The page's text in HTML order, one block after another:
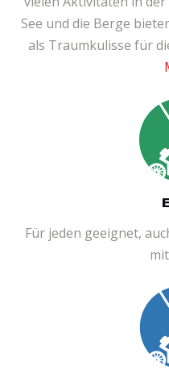
See und die Berge
als Traumkulisse für
Für jeden geeignet,